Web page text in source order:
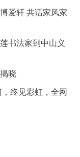
爱轩 共话家风家
书法家到中山义
晓
终见彩虹，全网